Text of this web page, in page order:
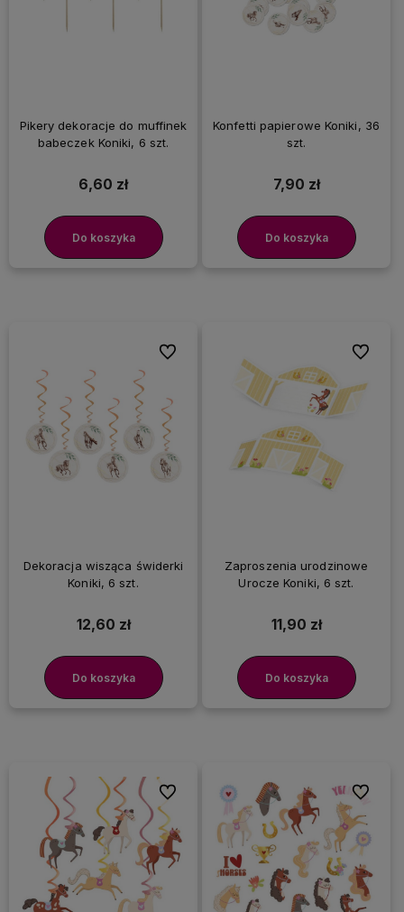
Pikery dekoracje do muffinek
babeczek Koniki, 6 szt.
6,60 zł
Do koszyka
Konfetti papierowe Koniki, 36
szt.
7,90 zł
Do koszyka
Dekoracja wisząca świderki
Koniki, 6 szt.
12,60 zł
Do koszyka
Do ulubionych
Zaproszenia urodzinowe
Urocze Koniki, 6 szt.
11,90 zł
Do koszyka
Do
Do ulubionych Do